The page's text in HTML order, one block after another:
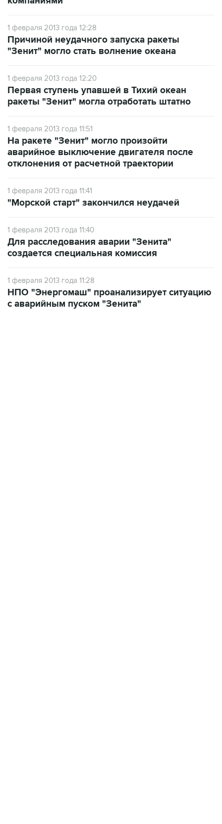
1 февраля 2013 года 12:28
Причиной неудачного запуска ракеты
"Зенит" могло стать волнение океана
1 февраля 2013 года 12:20
Первая ступень упавшей в Тихий океан
ракеты "Зенит" могла отработать штатно
1 февраля 2013 года 11:51
На ракете "Зенит" могло произойти
аварийное выключение двигателя после
отклонения от расчетной траектории
1 февраля 2013 года 11:41
"Морской старт" закончился неудачей
1 февраля 2013 года 11:40
Для расследования аварии "Зенита"
создается специальная комиссия
1 февраля 2013 года 11:28
НПО "Энергомаш" проанализирует ситуацию
с аварийным пуском "Зенита"